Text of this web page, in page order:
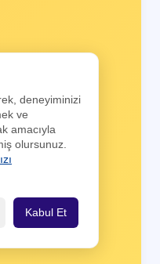
deneyiminizi
ve
amacıyla
olursunuz.
Kabul Et